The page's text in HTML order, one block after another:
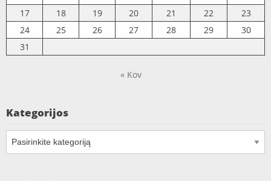
17
18 19 20 21 22
23
24
25 26 27 28 29
30
31
« Kov
Kategorijos
Kategorijos